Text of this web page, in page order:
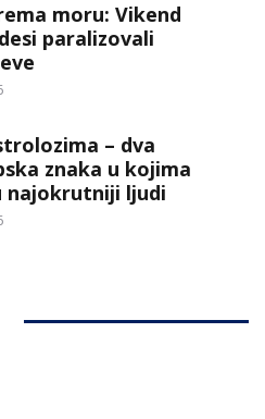
moru: Vikend
paralizovali
– dva
znaka u kojima
najokrutniji ljudi